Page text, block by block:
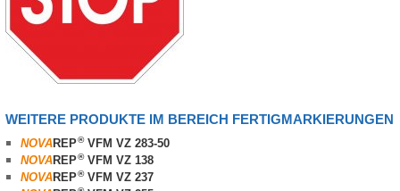
WEITERE PRODUKTE IM BEREICH FERTIGMARKIERUNGEN
NOVAREP®VFM VZ 283-50
NOVAREP®VFM VZ 138
NOVAREP®VFM VZ 237